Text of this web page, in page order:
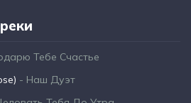
Тебе Счастье
- Наш Дуэт